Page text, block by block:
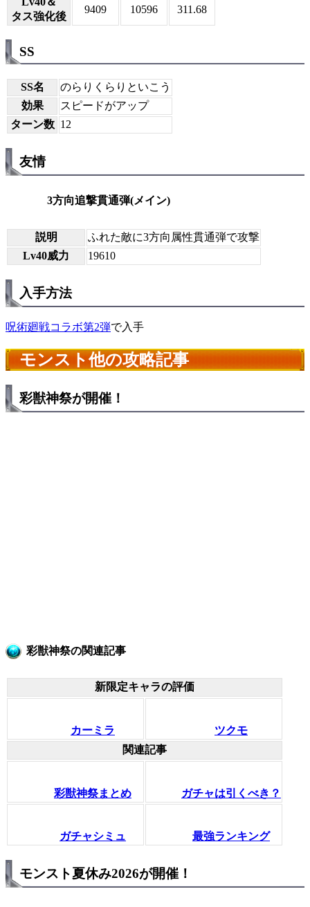
タス強化後
9409 10596 311.68
SS
SS名
のらりくらりといこう
効果
スピードがアップ
ターン数 12
友情
3方向追撃貫通弾(メイン)
説明
ふれた敵に3方向属性貫通弾で攻撃
Lv40威力
19610
入手方法
呪術廻戦コラボ第2弾で入手
モンスト他の攻略記事
彩獣神祭が開催！
彩獣神祭の関連記事
新限定キャラの評価
カーミラ
ツクモ
関連記事
彩獣神祭まとめ ガチャは引くべき？
ガチャシミュ 最強ランキング
モンスト夏休み2026が開催！